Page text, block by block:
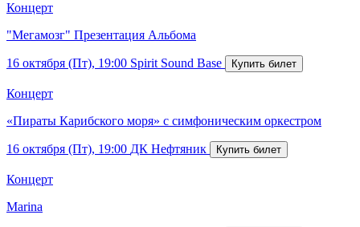
Концерт
"Мегамозг" Презентация Альбома
16 октября (Пт), 19:00 Spirit Sound Base
Концерт
«Пираты Карибского моря» с симфоническим оркестром
16 октября (Пт), 19:00 ДК Нефтяник
Концерт
Marina